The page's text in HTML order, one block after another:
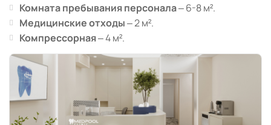
Комната пребывания персонала– 6-8 м².
Медицинские отходы– 2 м².
Компрессорная– 4 м².